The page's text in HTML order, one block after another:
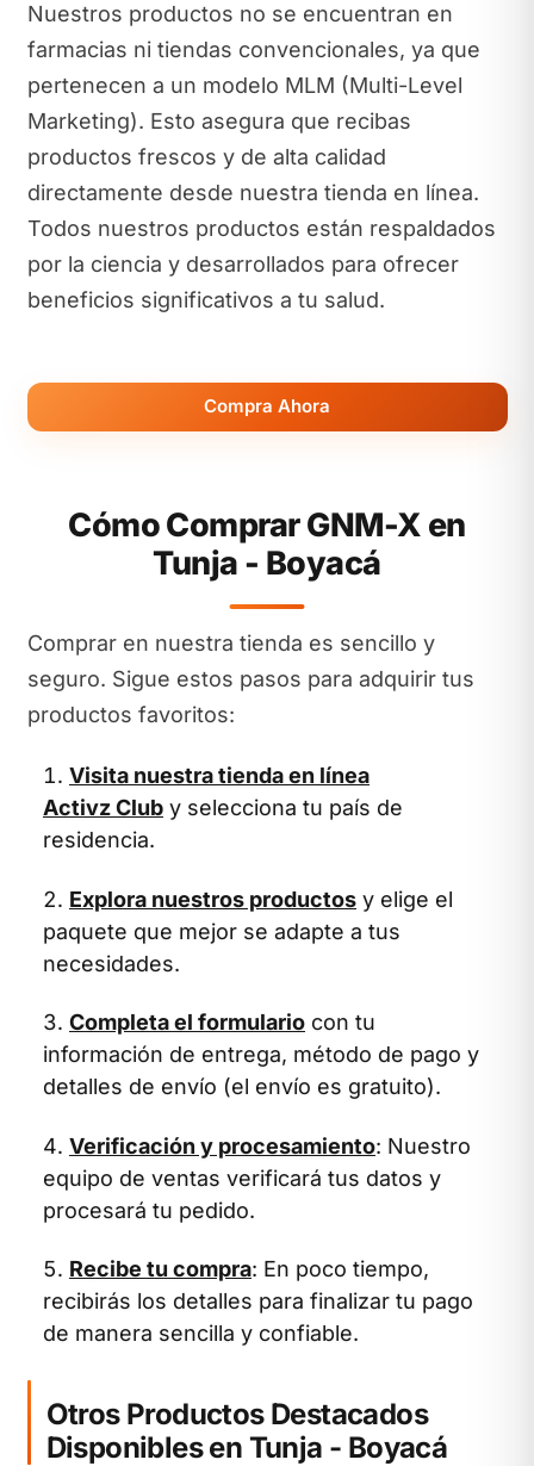
Nuestros productos no se encuentran en
farmacias ni tiendas convencionales, ya que
pertenecen a un modelo MLM (Multi-Level
Marketing). Esto asegura que recibas
productos frescos y de alta calidad
directamente desde nuestra tienda en línea.
Todos nuestros productos están respaldados
por la ciencia y desarrollados para ofrecer
beneficios significativos a tu salud.
Compra Ahora
Cómo Comprar GNM-X en
Tunja - Boyacá
Comprar en nuestra tienda es sencillo y
seguro. Sigue estos pasos para adquirir tus
productos favoritos:
Visita nuestra tienda en línea
Activz Club y selecciona tu país de
residencia.
Explora nuestros productos y elige el
paquete que mejor se adapte a tus
necesidades.
Completa el formulario con tu
información de entrega, método de pago y
detalles de envío (el envío es gratuito).
Verificación y procesamiento: Nuestro
equipo de ventas verificará tus datos y
procesará tu pedido.
Recibe tu compra: En poco tiempo,
recibirás los detalles para finalizar tu pago
de manera sencilla y confiable.
Otros Productos Destacados
Disponibles en Tunja - Boyacá